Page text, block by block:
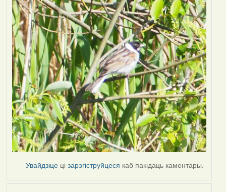
Увайдзіце цізарэгіструйцеся каб пакідаць каментары.